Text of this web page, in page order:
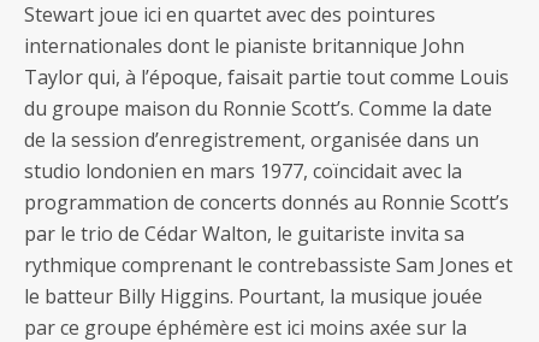
Stewart joue ici en quartet avec des pointures
internationales dont le pianiste britannique John
Taylor qui, à l’époque, faisait partie tout comme Louis
du groupe maison du Ronnie Scott’s. Comme la date
de la session d’enregistrement, organisée dans un
studio londonien en mars 1977, coïncidait avec la
programmation de concerts donnés au Ronnie Scott’s
par le trio de Cédar Walton, le guitariste invita sa
rythmique comprenant le contrebassiste Sam Jones et
le batteur Billy Higgins. Pourtant, la musique jouée
par ce groupe éphémère est ici moins axée sur la